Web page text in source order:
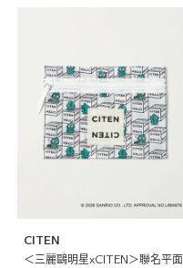
CITEN
＜三麗鷗明星xCITEN＞聯名平面